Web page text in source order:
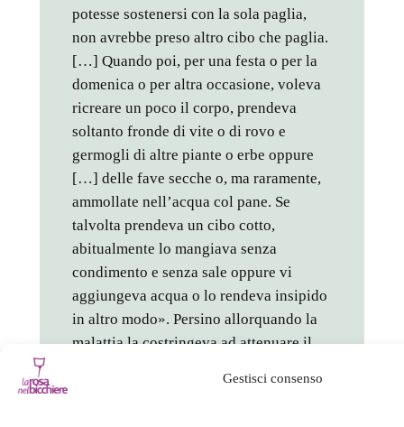
Gestisci consenso
potesse sostenersi con la sola paglia,
non avrebbe preso altro cibo che paglia.
[…] Quando poi, per una festa o per la
domenica o per altra occasione, voleva
ricreare un poco il corpo, prendeva
soltanto fronde di vite o di rovo e
germogli di altre piante o erbe oppure
[…] delle fave secche o, ma raramente,
ammollate nell’acqua col pane. Se
talvolta prendeva un cibo cotto,
abitualmente lo mangiava senza
condimento e senza sale oppure vi
aggiungeva acqua o lo rendeva insipido
in altro modo». Persino allorquando la
malattia la costringeva ad attenuare il